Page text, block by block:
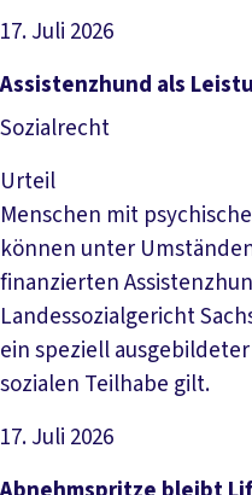
17. Juli 2026
Artikel lesen
Assistenzhund als
Sozialrecht
Urteil
Menschen mit
können unter
finanzierten
Landessozialgericht
ein speziell
sozialen Teilhabe gilt.
17. Juli 2026